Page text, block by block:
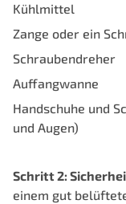
Kühlmittel
Zange oder ein
Schraubendreher
Auffangwanne
Handschuhe und
und Augen)
Schritt 2:
einem gut